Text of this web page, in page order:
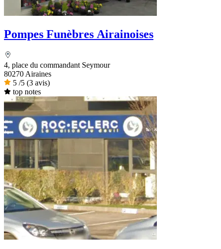
Pompes Funèbres Airainoises
4, place du commandant Seymour
80270 Airaines
5 /5 (3 avis)
top notes